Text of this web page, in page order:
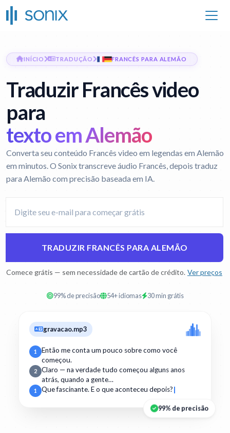
INÍCIO TRADUÇÃO FRANCÊS PARA ALEMÃO
Traduzir Francês video
para
texto em Alemão
Converta seu conteúdo Francês video em legendas em Alemão
em minutos. O Sonix transcreve áudio Francês, depois traduz
para Alemão com precisão baseada em IA.
TRADUZIR FRANCÊS PARA ALEMÃO
Comece grátis — sem necessidade de cartão de crédito. Ver preços
99% de precisão 54+ idiomas 30 min grátis
gravacao.mp3
1
Então me conta um pouco sobre como você
começou.
2
Claro — na verdade tudo começou alguns anos
atrás, quando a gente…
1 Que fascinante. E o que aconteceu depois?
99% de precisão